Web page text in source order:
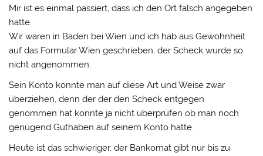
Mir ist es einmal passiert, dass ich den Ort falsch angegeben
hatte.
Wir waren in Baden bei Wien und ich hab aus Gewohnheit
auf das Formular Wien geschrieben, der Scheck wurde so
nicht angenommen.
Sein Konto konnte man auf diese Art und Weise zwar
überziehen, denn der der den Scheck entgegen
genommen hat konnte ja nicht überprüfen ob man noch
genügend Guthaben auf seinem Konto hatte.
Heute ist das schwieriger, der Bankomat gibt nur bis zu